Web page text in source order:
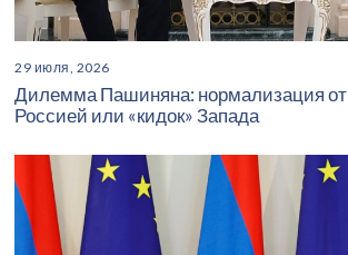
29 июля, 2026
Дилемма Пашиняна: нормализация
Россией или «кидок» Запада